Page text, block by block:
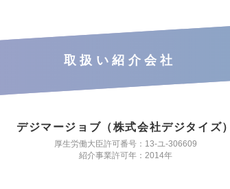
取扱い紹介会社
デジマージョブ（株式会社デジタイズ）
厚生労働大臣許可番号：13-ユ-306609
紹介事業許可年：2014年